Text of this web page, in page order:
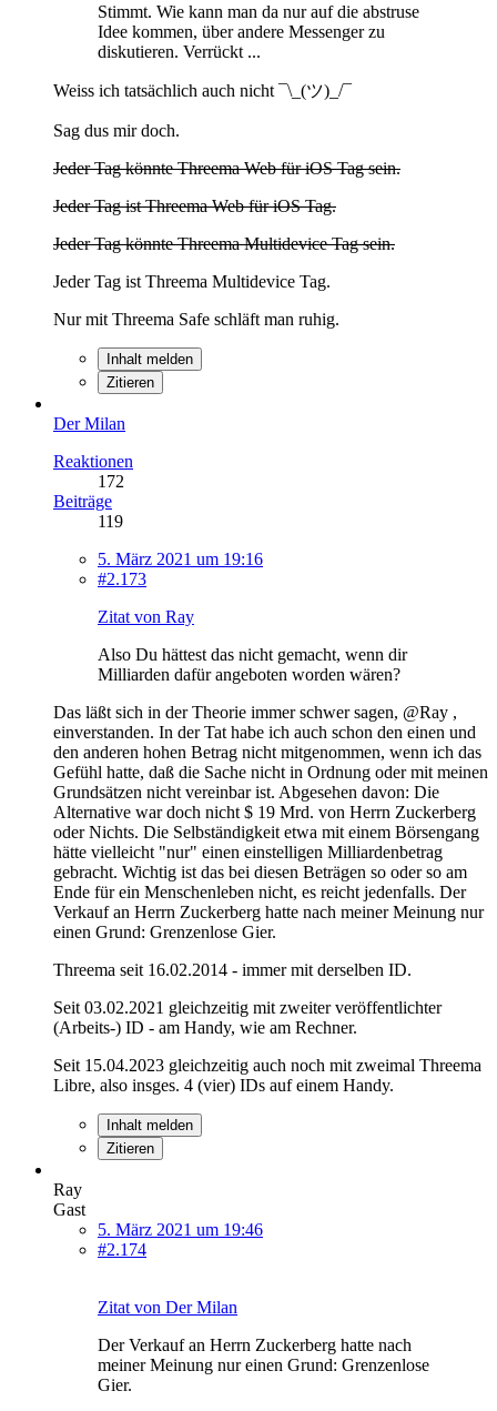
Stimmt. Wie kann man da nur auf die abstruse
Idee kommen, über andere Messenger zu
diskutieren. Verrückt ...
Weiss ich tatsächlich auch nicht ¯\_(ツ)_/¯
Sag dus mir doch.
Jeder Tag könnte Threema Web für iOS Tag sein.
Jeder Tag ist Threema Web für iOS Tag.
Jeder Tag könnte Threema Multidevice Tag sein.
Jeder Tag ist Threema Multidevice Tag.
Nur mit Threema Safe schläft man ruhig.
Inhalt melden
Zitieren
Der Milan
Reaktionen
172
Beiträge
119
5. März 2021 um 19:16
#2.173
Zitat von Ray
Also Du hättest das nicht gemacht, wenn dir
Milliarden dafür angeboten worden wären?
Das läßt sich in der Theorie immer schwer sagen, @Ray ,
einverstanden. In der Tat habe ich auch schon den einen und
den anderen hohen Betrag nicht mitgenommen, wenn ich das
Gefühl hatte, daß die Sache nicht in Ordnung oder mit meinen
Grundsätzen nicht vereinbar ist. Abgesehen davon: Die
Alternative war doch nicht $ 19 Mrd. von Herrn Zuckerberg
oder Nichts. Die Selbständigkeit etwa mit einem Börsengang
hätte vielleicht "nur" einen einstelligen Milliardenbetrag
gebracht. Wichtig ist das bei diesen Beträgen so oder so am
Ende für ein Menschenleben nicht, es reicht jedenfalls. Der
Verkauf an Herrn Zuckerberg hatte nach meiner Meinung nur
einen Grund: Grenzenlose Gier.
Threema seit 16.02.2014 - immer mit derselben ID.
Seit 03.02.2021 gleichzeitig mit zweiter veröffentlichter
(Arbeits-) ID - am Handy, wie am Rechner.
Seit 15.04.2023 gleichzeitig auch noch mit zweimal Threema
Libre, also insges. 4 (vier) IDs auf einem Handy.
Inhalt melden
Zitieren
Ray
Gast
5. März 2021 um 19:46
#2.174
Zitat von Der Milan
Der Verkauf an Herrn Zuckerberg hatte nach
meiner Meinung nur einen Grund: Grenzenlose
Gier.